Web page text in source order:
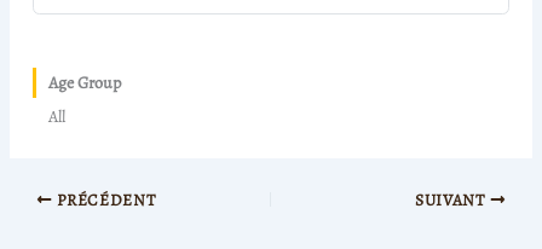
Age Group
All
PRÉCÉDENT SUIVANT